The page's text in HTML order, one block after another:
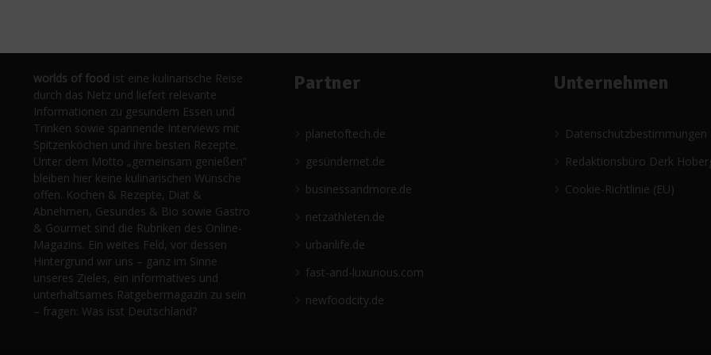
worlds of food ist eine kulinarische Reise
durch das Netz und liefert relevante
Informationen zu gesundem Essen und
Trinken sowie spannende Interviews mit
Spitzenköchen und ihre besten Rezepte.
Unter dem Motto „gemeinsam genießen“
bleiben hier keine kulinarischen Wünsche
offen. Kochen & Rezepte, Diät &
Abnehmen, Gesundes & Bio sowie Gastro
& Gourmet sind die Rubriken des Online-
Magazins. Ein weites Feld, vor dessen
Hintergrund wir uns – ganz im Sinne
unseres Zieles, ein informatives und
unterhaltsames Ratgebermagazin zu sein
– fragen: Was isst Deutschland?
Partner
planetoftech.de
gesündernet.de
businessandmore.de
netzathleten.de
urbanlife.de
fast-and-luxurious.com
newfoodcity.de
Unternehmen
Datenschutzbestimmungen
Redaktionsbüro Derk
Cookie-Richtlinie (EU)